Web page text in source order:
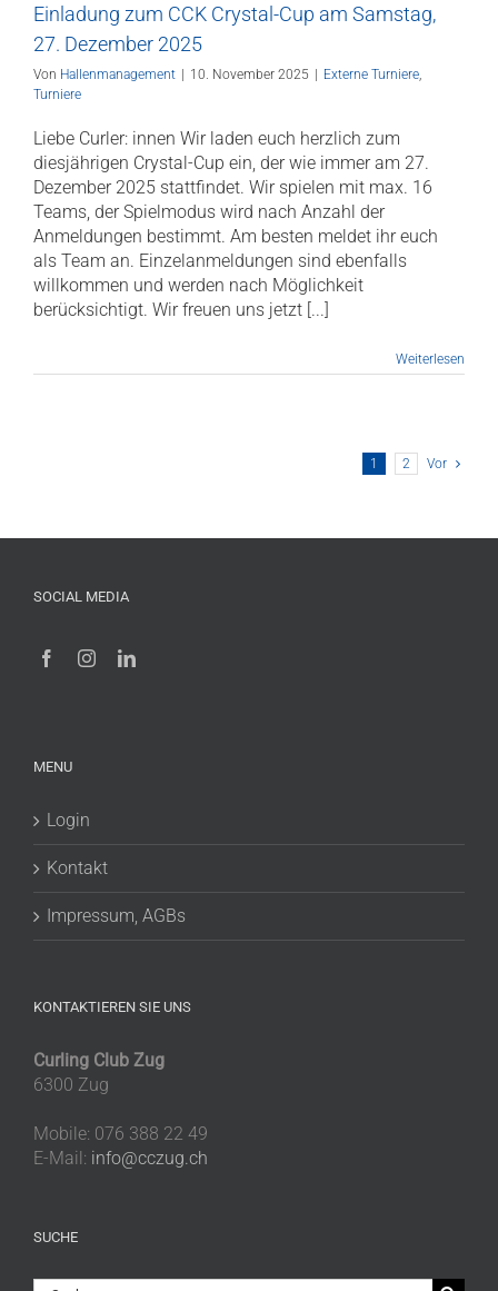
Einladung zum CCK Crystal-Cup am Samstag,
27. Dezember 2025
Von Hallenmanagement 10. November 2025 Externe Turniere,
Turniere
Liebe Curler: innen Wir laden euch herzlich zum
diesjährigen Crystal-Cup ein, der wie immer am 27.
Dezember 2025 stattfindet. Wir spielen mit max. 16
Teams, der Spielmodus wird nach Anzahl der
Anmeldungen bestimmt. Am besten meldet ihr euch
als Team an. Einzelanmeldungen sind ebenfalls
willkommen und werden nach Möglichkeit
berücksichtigt. Wir freuen uns jetzt [...]
Weiterlesen
1 2 Vor
SOCIAL MEDIA
MENU
Login
Kontakt
Impressum, AGBs
KONTAKTIEREN SIE UNS
Curling Club Zug
6300 Zug
Mobile: 076 388 22 49
E-Mail: info@cczug.ch
SUCHE